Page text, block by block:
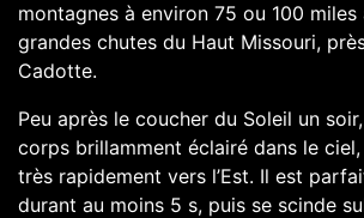
montagnes à environ 75 ou 100 miles
grandes chutes du Haut Missouri,
Cadotte.
Peu après le coucher du Soleil un
corps brillamment éclairé dans le
très rapidement vers l’Est. Il est
durant au moins 5 s, puis se scinde